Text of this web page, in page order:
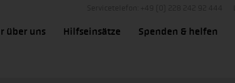
über uns Hilfseinsätze Spenden & helfen